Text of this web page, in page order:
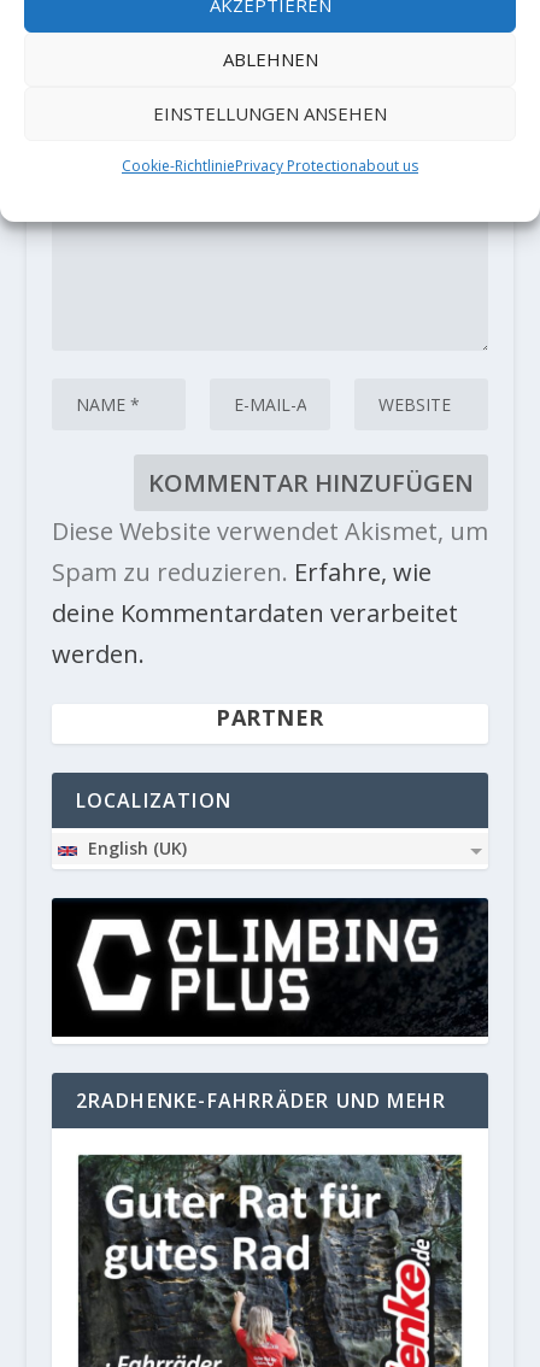
AKZEPTIEREN
ABLEHNEN
EINSTELLUNGEN ANSEHEN
Cookie-RichtliniePrivacy Protectionabout us
Deine E-Mail-Adresse wird nicht
Erforderliche Felder
Diese Website verwendet Akismet, um
Spam zu reduzieren. Erfahre, wie
deine Kommentardaten verarbeitet
werden.
PARTNER
LOCALIZATION
English (UK)
2RADHENKE-FAHRRÄDER UND MEHR